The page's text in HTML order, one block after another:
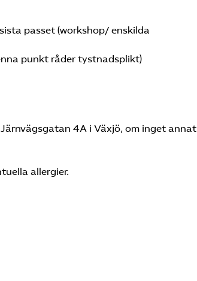
passet (workshop/ enskilda
punkt råder tystnadsplikt)
4A i Växjö, om inget annat
allergier.